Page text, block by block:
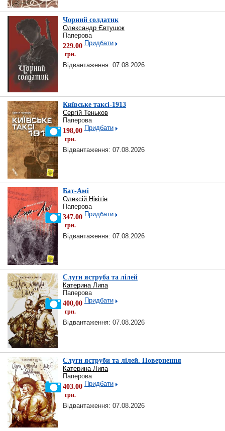
Чорний солдатик
Олександр Євтушок
Паперова
229.00
грн.
Придбати
Відвантаження: 07.08.2026
Київське таксі-1913
Сергій Теньков
Паперова
198,00
грн.
Придбати
Відвантаження: 07.08.2026
Бат-Амі
Олексій Нікітін
Паперова
347.00
грн.
Придбати
Відвантаження: 07.08.2026
Слуги яструба та лілей
Катерина Липа
Паперова
400,00
грн.
Придбати
Відвантаження: 07.08.2026
Слуги яструби та лілей. Повернення
Катерина Липа
Паперова
403.00
грн.
Придбати
Відвантаження: 07.08.2026